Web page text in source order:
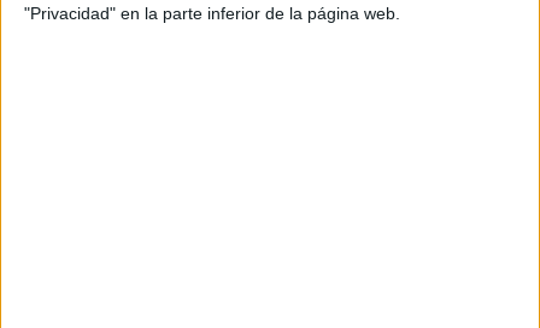
"Privacidad" en la parte inferior de la página web.
Aceptolos Términos y Condicionesde uso*